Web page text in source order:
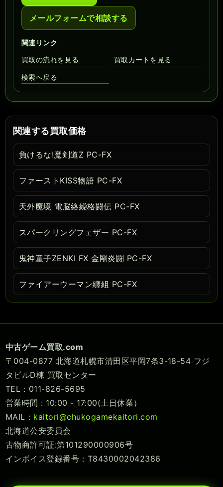
メールフォームで相談する
関連リンク
買取の流れを見る
買取カートを見る
検索へ戻る
関連する買取価格
負けるな!魔剣道Z PC-FX
ファーストKISS物語 PC-FX
天外魔境 電脳絡繰格闘伝 PC-FX
スパークリングフェザー PC-FX
鬼神童子ZENKI FX 金剛炎闘 PC-FX
ファイアーウーマン纏組 PC-FX
中古ゲーム買取.com
〒004-0877 北海道札幌市清田区平岡7条3-18-54 フジ
タビルD棟 買取センター
TEL：011-826-5695
営業時間 : 10:00 - 17:00(土日休業）
MAIL： kaitori@chukogamekaitori.com
北海道公安委員会
古物商許可証:第101290000906号
インボイス登録番号：T8430002042386